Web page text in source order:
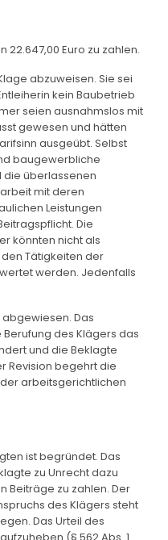
22.647,00 Euro zu zahlen.
abzuweisen. Sie sei
kein Baubetrieb
seien ausnahmslos mit
gewesen und hätten
ausgeübt. Selbst
baugewerbliche
die überlassenen
mit deren
Leistungen
Die
könnten nicht als
Tätigkeiten der
werden. Jedenfalls
Das
des Klägers das
und die Beklagte
Revision begehrt die
arbeitsgerichtlichen
ist begründet. Das
zu Unrecht dazu
Beiträge zu zahlen. Der
des Klägers steht
Das Urteil des